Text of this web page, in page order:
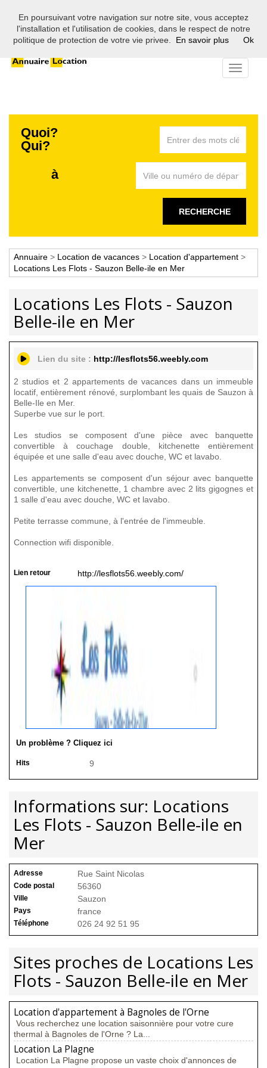
Bienvenue sur l'annuaire des professionnels de la location en
France
Toggle
Quoi?
Qui?
à
RECHERCHE
Annuaire > Location de vacances > Location d'appartement >
Locations Les Flots - Sauzon Belle-ile en Mer
Locations Les Flots - Sauzon
Belle-ile en Mer
Lien du site : http://lesflots56.weebly.com
2 studios et 2 appartements de vacances dans un immeuble
locatif, entièrement rénové, surplombant les quais de Sauzon à
Belle-Ile en Mer.
Superbe vue sur le port.
Les studios se composent d'une pièce avec banquette
convertible à couchage double, kitchenette entièrement
équipée et une salle d'eau avec douche, WC et lavabo.
Les appartements se composent d'un séjour avec banquette
convertible, une kitchenette, 1 chambre avec 2 lits gigognes et
1 salle d'eau avec douche, WC et lavabo.
Petite terrasse commune, à l'entrée de l'immeuble.
Connection wifi disponible.
Lien retour http://lesflots56.weebly.com/
Un problème ? Cliquez ici
Hits 9
Informations sur: Locations
Les Flots - Sauzon Belle-ile en
Mer
Adresse Rue Saint Nicolas
Code postal 56360
Ville Sauzon
Pays france
Téléphone 026 24 92 51 95
Sites proches de Locations Les
Flots - Sauzon Belle-ile en Mer
Location d'appartement à Bagnoles de l'Orne
Vous recherchez une location saisonnière pour votre cure
thermal à Bagnoles de l'Orne ? La...
Location La Plagne
Location La Plagne propose un vaste choix d'annonces de
En poursuivant votre navigation sur notre site, vous acceptez
l'installation et l'utilisation de cookies, dans le respect de notre
politique de protection de votre vie privee.
En savoir plus Ok